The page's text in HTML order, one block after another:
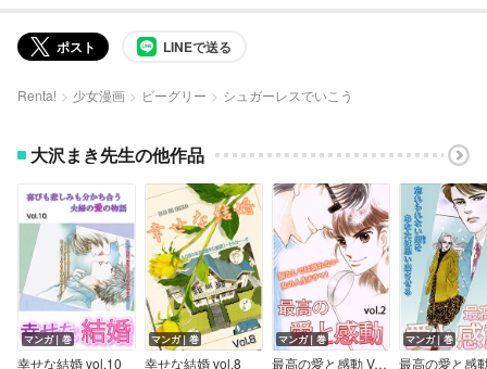
ポスト LINEで送る
Renta! 少女漫画 ビーグリー シュガーレスでいこう
大沢まき先生の他作品
マンガ｜巻
幸せな結婚 vol.10
マンガ｜巻
幸せな結婚 vol.8
マンガ｜巻
最高の愛と感動 Vol.2
マンガ｜巻